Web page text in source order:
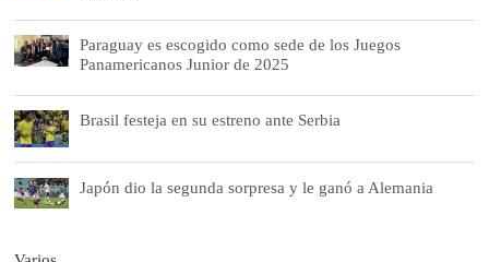
Paraguay es escogido como sede de los Juegos
Panamericanos Junior de 2025
Brasil festeja en su estreno ante Serbia
Japón dio la segunda sorpresa y le ganó a Alemania